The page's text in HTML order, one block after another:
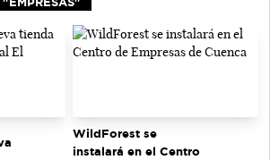
WildForest se
instalará en el Centro